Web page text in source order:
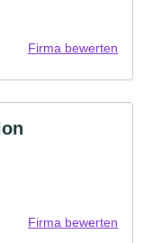
Firma bewerten
Firma bewerten